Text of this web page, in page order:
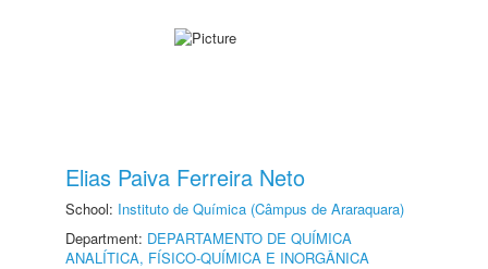
Elias Paiva Ferreira Neto
School: Instituto de Química (Câmpus de Araraquara)
Department: DEPARTAMENTO DE QUÍMICA
ANALÍTICA, FÍSICO-QUÍMICA E INORGÂNICA